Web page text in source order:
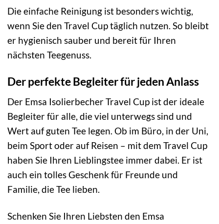
Die einfache Reinigung ist besonders wichtig,
wenn Sie den Travel Cup täglich nutzen. So bleibt
er hygienisch sauber und bereit für Ihren
nächsten Teegenuss.
Der perfekte Begleiter für jeden Anlass
Der Emsa Isolierbecher Travel Cup ist der ideale
Begleiter für alle, die viel unterwegs sind und
Wert auf guten Tee legen. Ob im Büro, in der Uni,
beim Sport oder auf Reisen – mit dem Travel Cup
haben Sie Ihren Lieblingstee immer dabei. Er ist
auch ein tolles Geschenk für Freunde und
Familie, die Tee lieben.
Schenken Sie Ihren Liebsten den Emsa